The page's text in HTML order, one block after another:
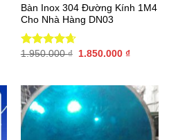
Bàn Inox 304 Đường Kính 1M4
Cho Nhà Hàng DN03
Được xếp
1.950.000₫
Giá
1.850.000 ₫Giá